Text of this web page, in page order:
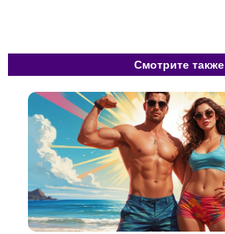
Смотрите также